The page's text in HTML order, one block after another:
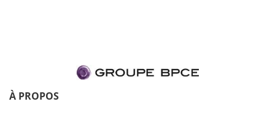
À PROPOS